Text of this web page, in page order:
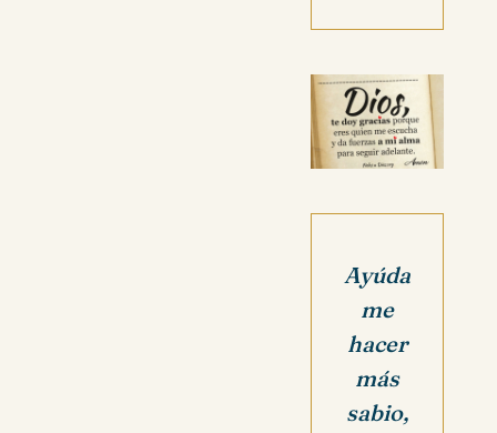
Ayúda
me
hacer
más
sabio,